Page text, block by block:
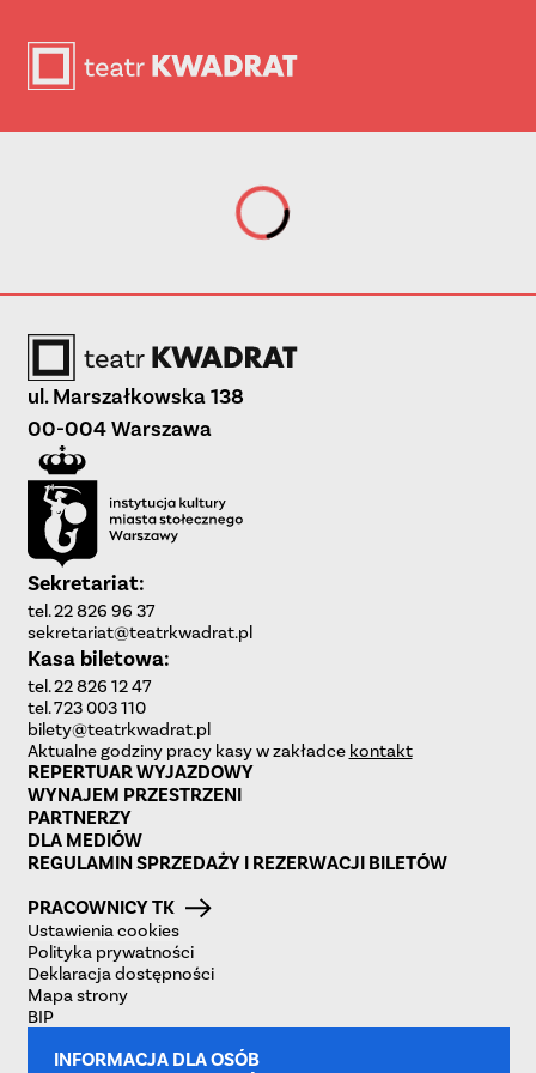
ul. Marszałkowska 138
00-004 Warszawa
Sekretariat:
tel. 22 826 96 37
sekretariat@teatrkwadrat.pl
Kasa biletowa:
tel. 22 826 12 47
tel. 723 003 110
bilety@teatrkwadrat.pl
Aktualne godziny pracy kasy w zakładce kontakt
REPERTUAR WYJAZDOWY
WYNAJEM PRZESTRZENI
PARTNERZY
DLA MEDIÓW
REGULAMIN SPRZEDAŻY I REZERWACJI BILETÓW
PRACOWNICY TK
Ustawienia cookies
Polityka prywatności
Deklaracja dostępności
Mapa strony
BIP
INFORMACJA DLA OSÓB